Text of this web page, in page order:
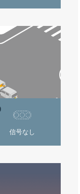
信号なし